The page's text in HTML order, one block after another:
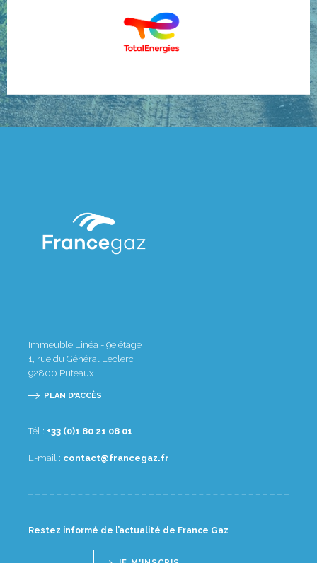
Immeuble Linéa - 9e étage
1, rue du Général Leclerc
92800 Puteaux
PLAN D'ACCÈS
Tél : 10 80 12 08 1(0) 33+
E-mail : rf.zagecnarf@tcatnoc
Restez informé de l’actualité de France Gaz